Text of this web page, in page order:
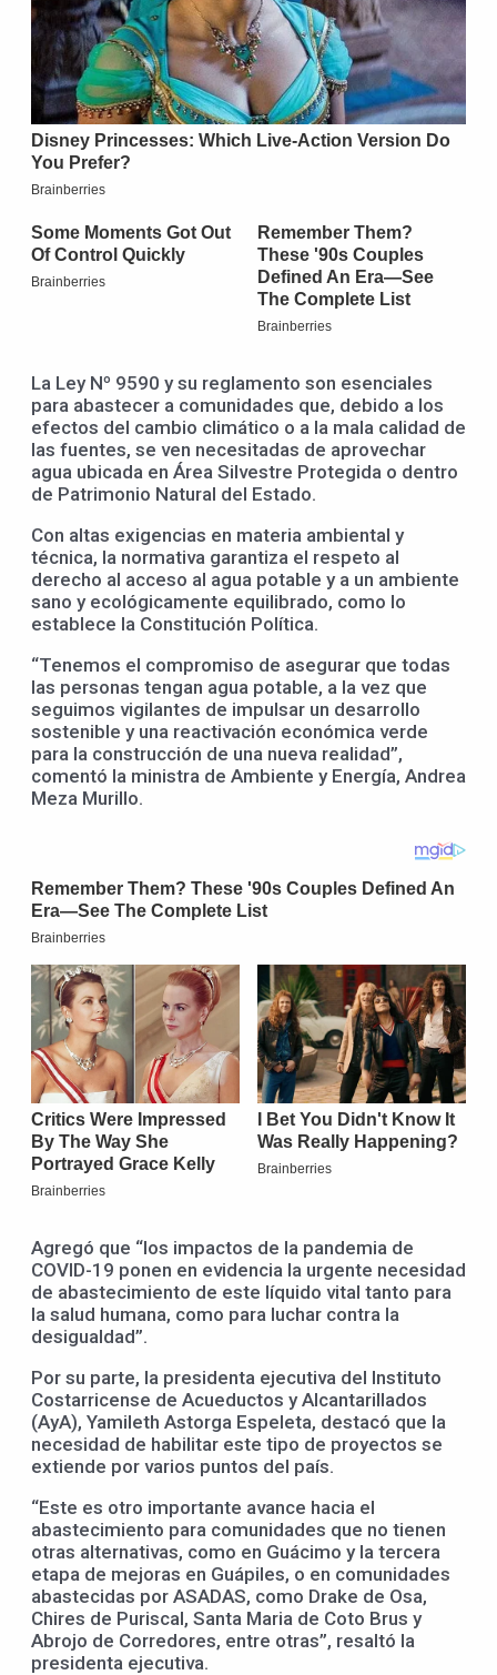
La Ley Nº 9590 y su reglamento son esenciales
para abastecer a comunidades que, debido a los
efectos del cambio climático o a la mala calidad de
las fuentes, se ven necesitadas de aprovechar
agua ubicada en Área Silvestre Protegida o dentro
de Patrimonio Natural del Estado.
Con altas exigencias en materia ambiental y
técnica, la normativa garantiza el respeto al
derecho al acceso al agua potable y a un ambiente
sano y ecológicamente equilibrado, como lo
establece la Constitución Política.
“Tenemos el compromiso de asegurar que todas
las personas tengan agua potable, a la vez que
seguimos vigilantes de impulsar un desarrollo
sostenible y una reactivación económica verde
para la construcción de una nueva realidad”,
comentó la ministra de Ambiente y Energía, Andrea
Meza Murillo.
Agregó que “los impactos de la pandemia de
COVID-19 ponen en evidencia la urgente necesidad
de abastecimiento de este líquido vital tanto para
la salud humana, como para luchar contra la
desigualdad”.
Por su parte, la presidenta ejecutiva del Instituto
Costarricense de Acueductos y Alcantarillados
(AyA), Yamileth Astorga Espeleta, destacó que la
necesidad de habilitar este tipo de proyectos se
extiende por varios puntos del país.
“Este es otro importante avance hacia el
abastecimiento para comunidades que no tienen
otras alternativas, como en Guácimo y la tercera
etapa de mejoras en Guápiles, o en comunidades
abastecidas por ASADAS, como Drake de Osa,
Chires de Puriscal, Santa Maria de Coto Brus y
Abrojo de Corredores, entre otras”, resaltó la
presidenta ejecutiva.